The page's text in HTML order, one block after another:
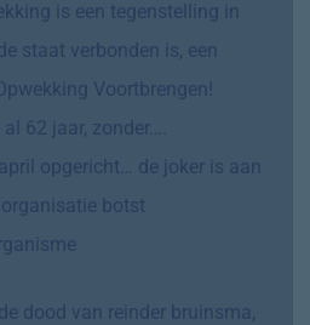
is een tegenstelling in
staat verbonden is, een
Voortbrengen!
62 jaar, zonder….
opgericht… de joker is aan
botst
dood van reinder bruinsma,